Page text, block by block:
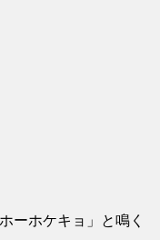
ーホケキョ」と鳴く